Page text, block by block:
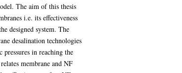
The aim of this thesis
i.e. its effectiveness
designed system. The
desalination technologies
in reaching the
membrane and NF